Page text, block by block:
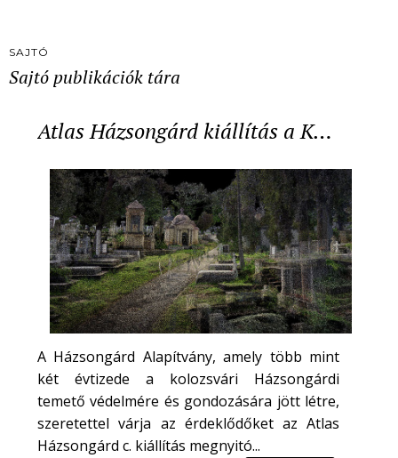
SAJTÓ
Sajtó publikációk tára
Atlas Házsongárd kiállítás a K…
A Házsongárd Alapítvány, amely több mint
két évtizede a kolozsvári Házsongárdi
temető védelmére és gondozására jött létre,
szeretettel várja az érdeklődőket az Atlas
Házsongárd c. kiállítás megnyitó...